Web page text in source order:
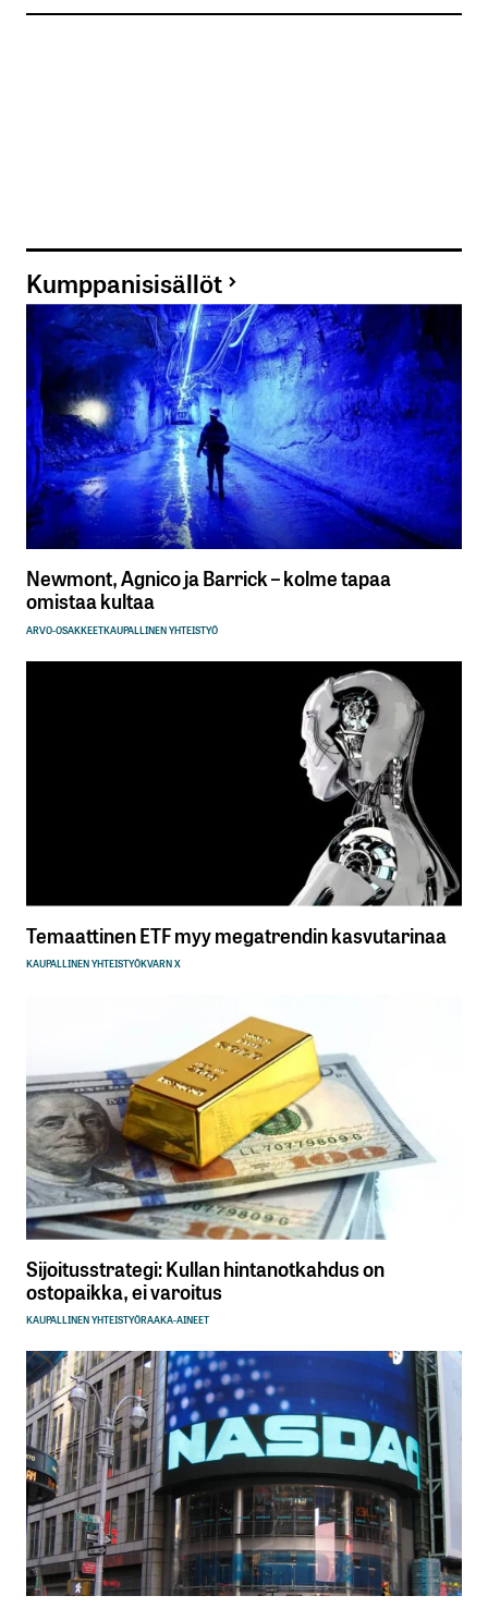
Kumppanisisällöt
Newmont, Agnico ja Barrick – kolme tapaa
omistaa kultaa
ARVO-OSAKKEETKAUPALLINEN YHTEISTYÖ
Temaattinen ETF myy megatrendin kasvutarinaa
KAUPALLINEN YHTEISTYÖKVARN X
Sijoitusstrategi: Kullan hintanotkahdus on
ostopaikka, ei varoitus
KAUPALLINEN YHTEISTYÖRAAKA-AINEET